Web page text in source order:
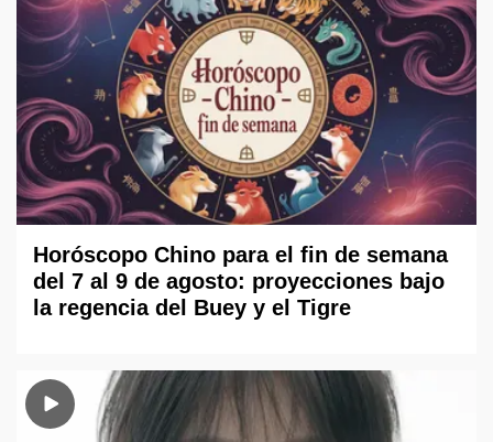
Horóscopo Chino para el fin de semana
del 7 al 9 de agosto: proyecciones bajo
la regencia del Buey y el Tigre